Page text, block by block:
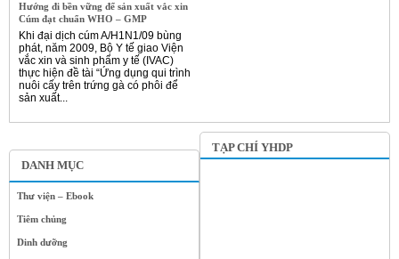
DANH MỤC
Thư viện – Ebook
Tiêm chủng
Dinh dưỡng
Hướng đi bền vững để sản xuất vắc xin
Cúm đạt chuẩn WHO – GMP
Khi đại dịch cúm A/H1N1/09 bùng
phát, năm 2009, Bộ Y tế giao Viện
vắc xin và sinh phẩm y tế (IVAC)
thực hiện đề tài “Ứng dụng qui trình
nuôi cấy trên trứng gà có phôi để
sản xuất...
TẠP CHÍ YHDP